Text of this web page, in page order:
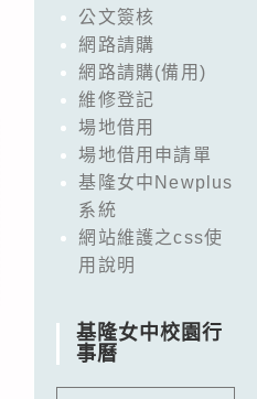
公文簽核
網路請購
網路請購(備用)
維修登記
場地借用
場地借用申請單
基隆女中Newplus
系統
網站維護之css使
用說明
基隆女中校園行
事曆